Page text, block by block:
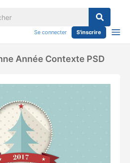
Se connecter S'inscrire
Année Contexte PSD